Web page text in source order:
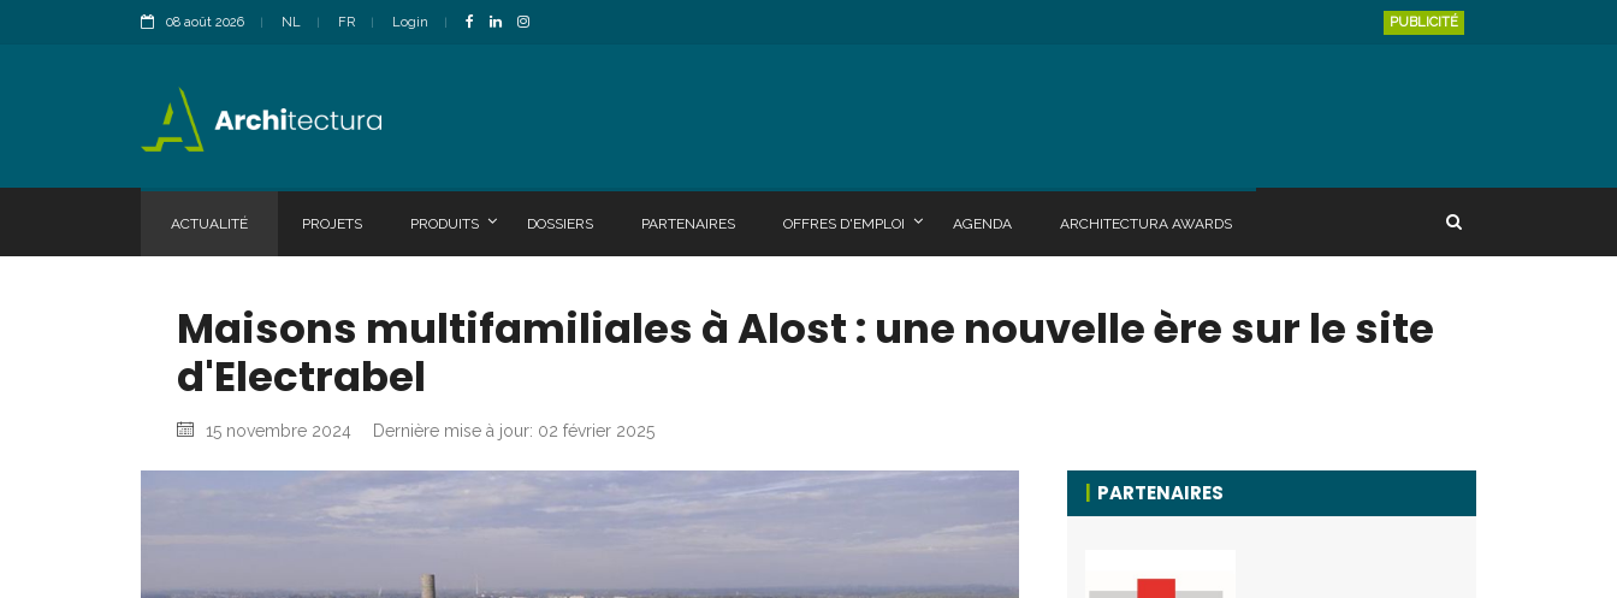
08 août 2026 NL FR Login PUBLICITÉ
ACTUALITÉ PROJETS PRODUITS DOSSIERS PARTENAIRES OFFRES D'EMPLOI AGENDA ARCHITECTURA AWARDS
Maisons multifamiliales à Alost : une nouvelle ère sur le site
d'Electrabel
15 novembre 2024 Dernière mise à jour: 02 février 2025
PARTENAIRES